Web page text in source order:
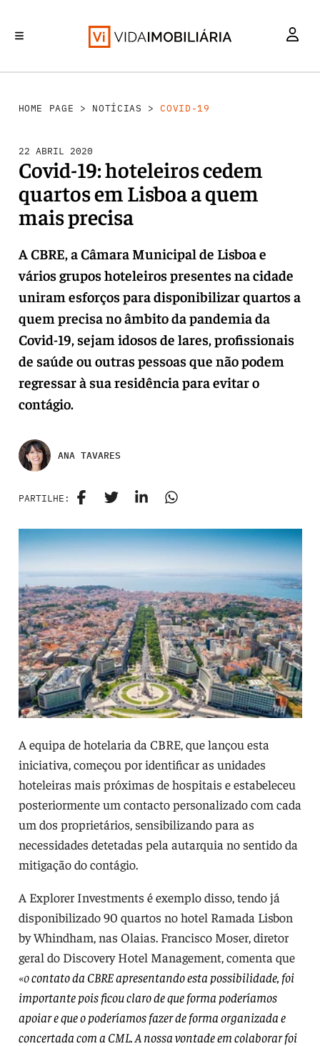
HOME PAGE > NOTÍCIAS > COVID-19
22 ABRIL 2020
Covid-19: hoteleiros cedem
quartos em Lisboa a quem
mais precisa
A CBRE, a Câmara Municipal de Lisboa e
vários grupos hoteleiros presentes na cidade
uniram esforços para disponibilizar quartos a
quem precisa no âmbito da pandemia da
Covid-19, sejam idosos de lares, profissionais
de saúde ou outras pessoas que não podem
regressar à sua residência para evitar o
contágio.
ANA TAVARES
PARTILHE:
A equipa de hotelaria da CBRE, que lançou esta
iniciativa, começou por identificar as unidades
hoteleiras mais próximas de hospitais e estabeleceu
posteriormente um contacto personalizado com cada
um dos proprietários, sensibilizando para as
necessidades detetadas pela autarquia no sentido da
mitigação do contágio.
A Explorer Investments é exemplo disso, tendo já
disponibilizado 90 quartos no hotel Ramada Lisbon
by Whindham, nas Olaias. Francisco Moser, diretor
geral do Discovery Hotel Management, comenta que
«ocontato da CBRE apresentando esta possibilidade, foi
importante pois ficou claro de que forma poderíamos
apoiar e que o poderíamos fazer de forma organizada e
concertada com a CML. A nossa vontade em colaborar foi